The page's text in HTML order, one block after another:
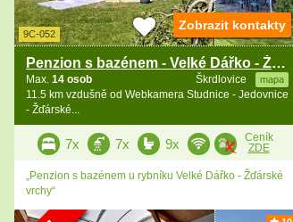
9C-052
Penzion s bazénem - Velké Dářko - Žďárské vrchy
Škrdlovice mapa
Max. 14 osob
11.5 km vzdušně od Webkamera Studnice - Jedovnice
- Žďárské...
Zobrazit kontakty
7x 7x 9x
Ceník
ZDE
„Penzion s bazénem u rybníku Velké Dářko - Žďárské
vrchy“